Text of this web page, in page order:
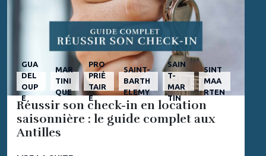
GUA
DEL
OUP
E
MAR
TINI
QUE
PRO
PRIÉ
TAIR
E
SAINT-
BARTH
ELEMY
SAIN
T-
MAR
TIN
SINT
MAA
RTEN
Réussir son check-in en location
saisonnière : le guide complet aux
Antilles